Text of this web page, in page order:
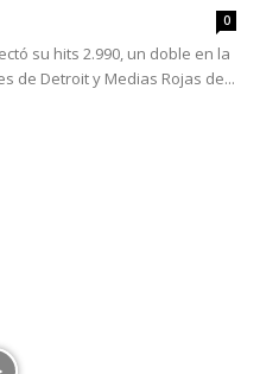
0
su hits 2.990, un doble en la
de Detroit y Medias Rojas de...